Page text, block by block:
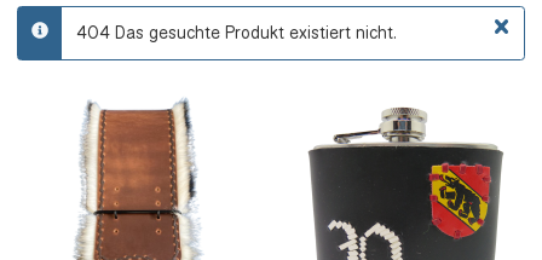
×
info 404 Das gesuchte Produkt existiert nicht.